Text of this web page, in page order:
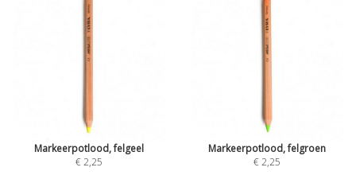
Markeerpotlood, felgeel
€ 2,25
Markeerpotlood, felgroen
€ 2,25